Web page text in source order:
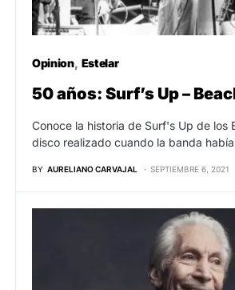
Opinion Estelar
50 años: Surf’s Up –
Conoce la historia de Surf's Up de los
disco realizado cuando la banda
BY AURELIANO CARVAJAL SEPTIEMBRE 6, 2021